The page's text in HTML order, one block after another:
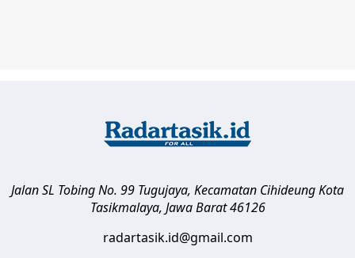
Jalan SL Tobing No. 99 Tugujaya, Kecamatan CihideungKota
Tasikmalaya, Jawa Barat 46126
radartasik.id@gmail.com